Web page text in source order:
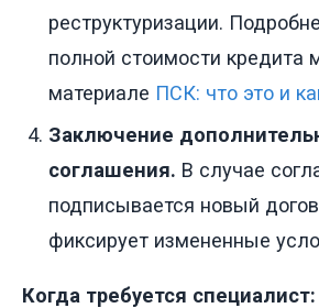
реструктуризации.
полной стоимости кредита
материале ПСК: что это и
Заключение
соглашения. В случае
подписывается новый
фиксирует измененные
Когда требуется специалист: